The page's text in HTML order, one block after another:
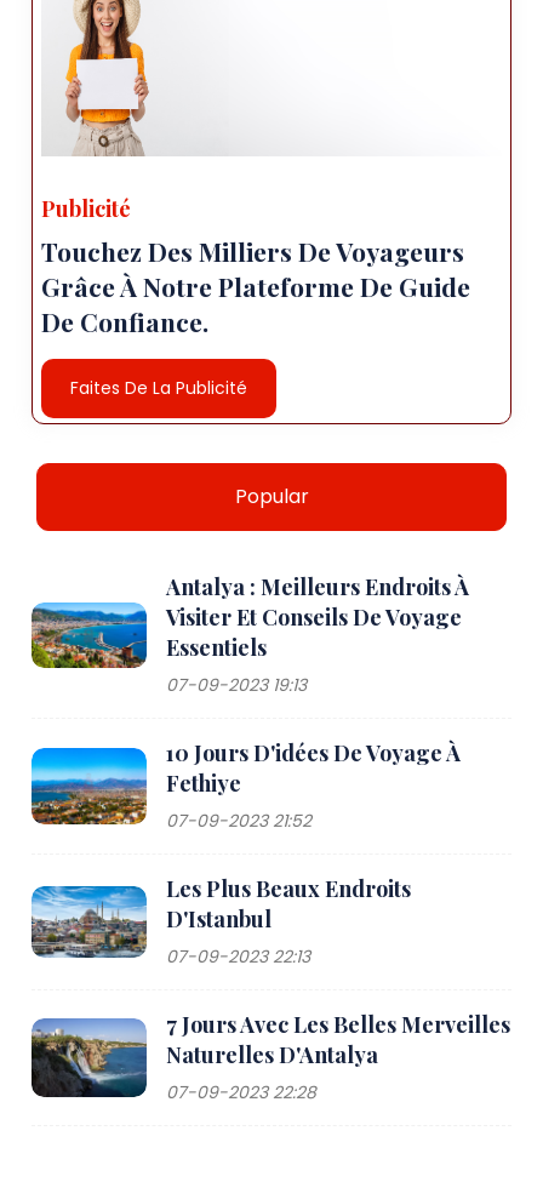
Publicité
Touchez Des Milliers De Voyageurs
Grâce À Notre Plateforme De Guide
De Confiance.
Faites De La Publicité
Popular
Antalya : Meilleurs Endroits À
Visiter Et Conseils De Voyage
Essentiels
07-09-2023 19:13
10 Jours D'idées De Voyage À
Fethiye
07-09-2023 21:52
Les Plus Beaux Endroits
D'Istanbul
07-09-2023 22:13
7 Jours Avec Les Belles Merveilles
Naturelles D'Antalya
07-09-2023 22:28